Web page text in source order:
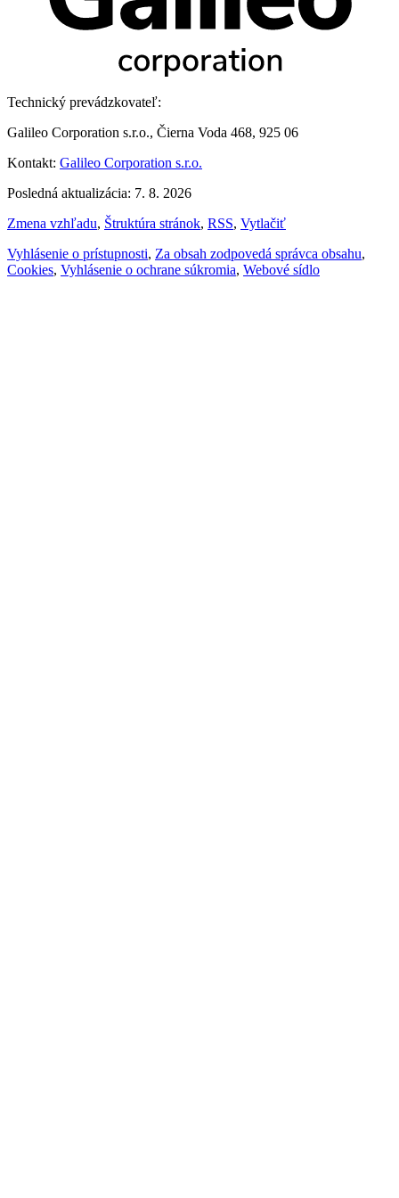
Technický prevádzkovateľ:
Galileo Corporation s.r.o., Čierna Voda 468, 925 06
Kontakt: Galileo Corporation s.r.o.
Posledná aktualizácia: 7. 8. 2026
Zmena vzhľadu, Štruktúra stránok, RSS, Vytlačiť
Vyhlásenie o prístupnosti, Za obsah zodpovedá správca obsahu,
Cookies, Vyhlásenie o ochrane súkromia, Webové sídlo